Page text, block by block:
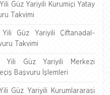
Güz Yariyili Kurumiçi Yatay
Takvimi
Güz Yariyili Çiftanadal-
Takvimi
Yili Güz Yariyili Merkezi
Başvuru İşlemleri
Güz Yariyili Kurumlararasi